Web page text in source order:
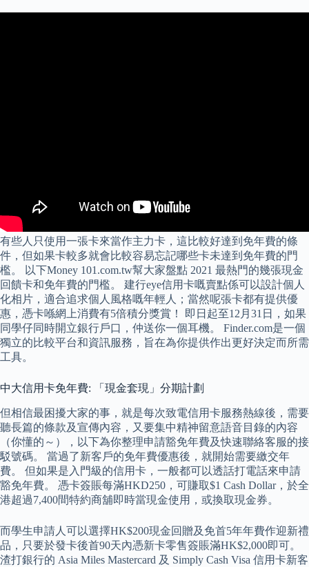
有些人只使用一張卡來當作主力卡，這比較好達到免年費的條
件，但如果卡較多就會比較容易忘記哪些卡未達到免年費的門
檻。 以下Money 101.com.tw幫大家盤點 2021 最熱門的幾張現金
回饋卡和免年費的門檻。 建行eye信用卡嘅賣點係可以設計個人
化相片，適合追求個人風格嘅年輕人；當然呢張卡都有提供優
惠，憑卡喺網上消費有5倍積分獎賞！ 即日起至12月31日，如果
同學仔同時開立銀行戶口，仲送你一個耳機。 Finder.com是一個
獨立的比較平台和資訊服務，旨在為你提供作出更好決定而所需
工具。
中大信用卡免年費: 「現金套現」分期計劃
但相信最困擾大家的事，就是每次致電信用卡服務熱線後，需要
聽長篇的條款及宣傳內容，又要集中精神留意語音目錄的內容
（你懂的～），以下為你整理申請豁免年費及快速聯絡客服的接
駁號碼。 當過了新客戶的免年費優惠後，就開始需要繳交年
費。 但如果是入門級的信用卡，一般都可以透話打電話來申請
豁免年費。 憑卡簽賬每滿HKD250，可賺取$1 Cash Dollar，於全
港超過7,400間特約商舖即時當現金使用，或換取現金券。
而學生申請人可以選擇HK$200現金回贈及免首5年年費作迎新禮
品，只要於發卡後首90天內憑新卡零售簽賬滿HK$2,000即可。
渣打銀行的 Asia Miles Mastercard 及 Simply Cash Visa 信用卡新客